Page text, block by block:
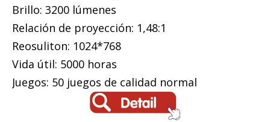
Brillo: 3200 lúmenes
Relación de proyección: 1,48:1
Reosuliton: 1024*768
Vida útil: 5000 horas
Juegos: 50 juegos de calidad normal